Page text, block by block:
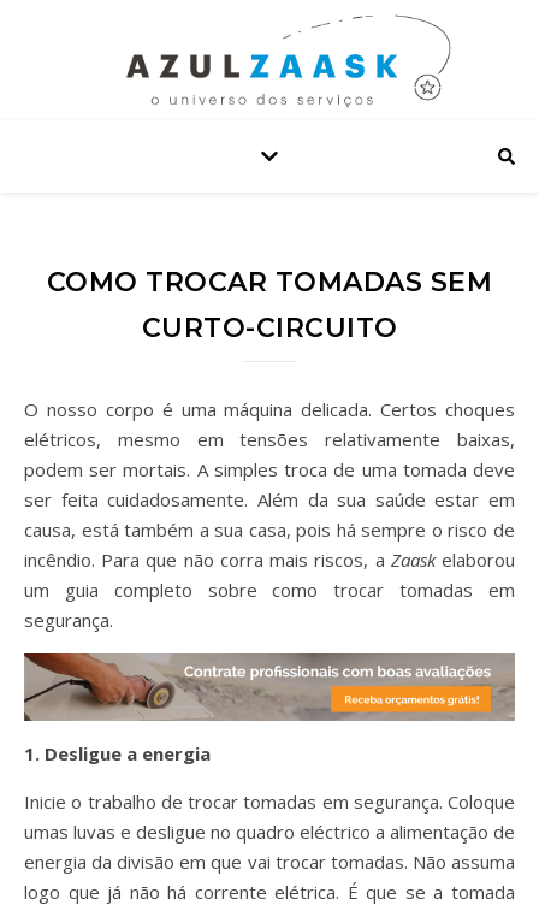
COMO TROCAR TOMADAS SEM
CURTO-CIRCUITO
O nosso corpo é uma máquina delicada. Certos choques
elétricos, mesmo em tensões relativamente baixas,
podem ser mortais. A simples troca de uma tomada deve
ser feita cuidadosamente. Além da sua saúde estar em
causa, está também a sua casa, pois há sempre o risco de
incêndio. Para que não corra mais riscos, a Zaaskelaborou
um guia completo sobre como trocar tomadas em
segurança.
1. Desligue a energia
Inicie o trabalho de trocar tomadas em segurança. Coloque
umas luvas e desligue no quadro eléctrico a alimentação de
energia da divisão em que vai trocar tomadas. Não assuma
logo que já não há corrente elétrica. É que se a tomada